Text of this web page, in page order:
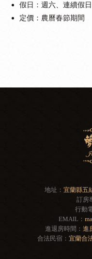
假日：週六、連續假
定價：農曆春節期間
地址： 宜蘭縣五
訂房
行動
EMAIL：
進退房時間： 進
合法民宿： 宜蘭合